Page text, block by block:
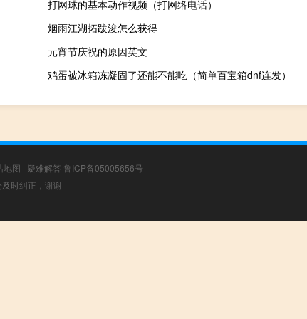
打网球的基本动作视频（打网络电话）
烟雨江湖拓跋浚怎么获得
元宵节庆祝的原因英文
鸡蛋被冰箱冻凝固了还能不能吃（简单百宝箱dnf连发）
地图 | 疑难解答 鲁ICP备05005656号
时纠正，谢谢